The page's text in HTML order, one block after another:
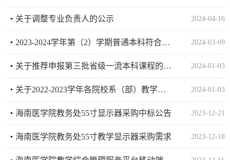
关于调整专业负责人的公示 2024-04-16
2023-2024学年第（2）学期普通本科符合转专业的学生名单公示 2024-03-09
关于推荐申报第三批省级一流本科课程的公示 2024-01-03
关于2022-2023学年各院校系（部）教学工作量挂网公示的通知 2024-01-03
海南医学院教务处55寸显示器采购中标公告 2023-12-21
海南医学院教务处55寸教学显示器采购需求 2023-12-18